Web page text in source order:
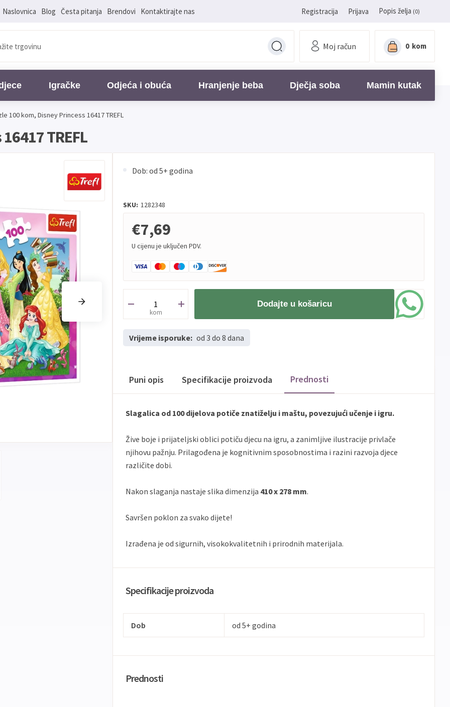
Naslovnica Blog Česta pitanja Brendovi Kontaktirajte nas Registracija Prijava Popis želja (0)
Moj račun 0 kom
Igračke Odjeća i obuća Hranjenje beba Dječja soba Mamin kutak
100 kom, Disney Princess 16417 TREFL
TREFL
Dob: od 5+ godina
SKU: 1282348
€7,69
U cijenu je uključen PDV.
kom
Dodajte u košaricu
Vrijeme isporuke: od 3 do 8 dana
Puni opis Specifikacije proizvoda Prednosti
Slagalica od 100 dijelova potiče znatiželju i maštu, povezujući učenje i igru.
Žive boje i prijateljski oblici potiču djecu na igru, a zanimljive ilustracije privlače
njihovu pažnju. Prilagođena je kognitivnim sposobnostima i razini razvoja djece
različite dobi.
Nakon slaganja nastaje slika dimenzija 410 x 278 mm.
Savršen poklon za svako dijete!
Izrađena je od sigurnih, visokokvalitetnih i prirodnih materijala.
Specifikacije proizvoda
Dob od 5+ godina
Prednosti